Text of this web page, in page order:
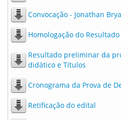
Convocação - Jonathan
Homologação do Resultado
Resultado preliminar da
didático e Títulos
Cronograma da Prova de
Retificação do edital